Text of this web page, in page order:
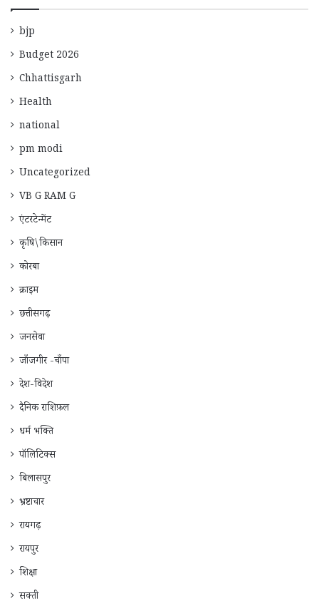
bjp
Budget 2026
Chhattisgarh
Health
national
pm modi
Uncategorized
VB G RAM G
एंटरटेन्मेंट
कृषि\किसान
कोरबा
क्राइम
छत्तीसगढ़
जनसेवा
जाँजगीर -चाँपा
देश-विदेश
दैनिक राशिफ़ल
धर्म भक्ति
पॉलिटिक्स
बिलासपुर
भ्रष्टाचार
रायगढ़
रायपुर
शिक्षा
सक्ती